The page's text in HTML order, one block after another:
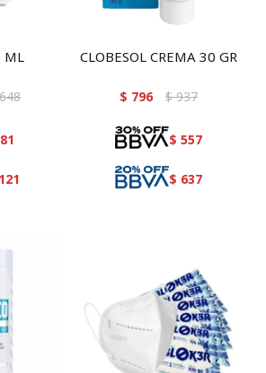
ML CLOBESOL CREMA 30 GR
$ 796 $ 937
$ 557
$ 637